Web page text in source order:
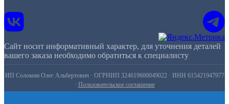
Сайт носит информативный характер, для уточнения деталей
вашего заказа необходимо обратиться к специалисту
ИП Соломин Олег Альбертович · ОГРНИП 324619600049022 · ИНН 615421947977
· Пользовательское соглашение